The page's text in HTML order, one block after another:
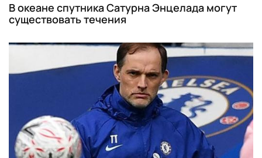
В океане спутника Сатурна Энцелада могут
существовать течения